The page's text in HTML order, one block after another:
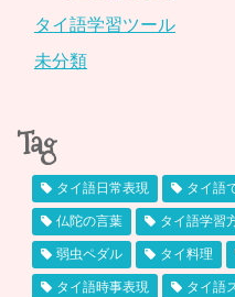
タイ語学習ツール
未分類
Tag
タイ語日常表現 タイ語
仏陀の言葉 タイ語学習
弱虫ペダル タイ料理
タイ語時事表現 タイ語